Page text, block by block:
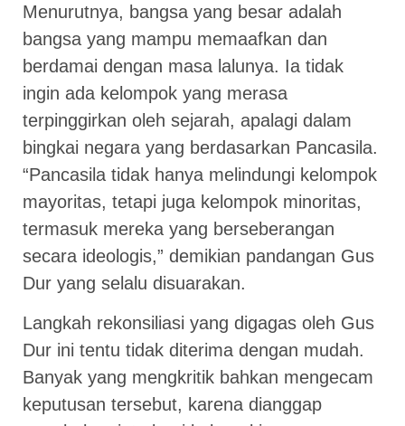
Menurutnya, bangsa yang besar adalah
bangsa yang mampu memaafkan dan
berdamai dengan masa lalunya. Ia tidak
ingin ada kelompok yang merasa
terpinggirkan oleh sejarah, apalagi dalam
bingkai negara yang berdasarkan Pancasila.
“Pancasila tidak hanya melindungi kelompok
mayoritas, tetapi juga kelompok minoritas,
termasuk mereka yang berseberangan
secara ideologis,” demikian pandangan Gus
Dur yang selalu disuarakan.
Langkah rekonsiliasi yang digagas oleh Gus
Dur ini tentu tidak diterima dengan mudah.
Banyak yang mengkritik bahkan mengecam
keputusan tersebut, karena dianggap